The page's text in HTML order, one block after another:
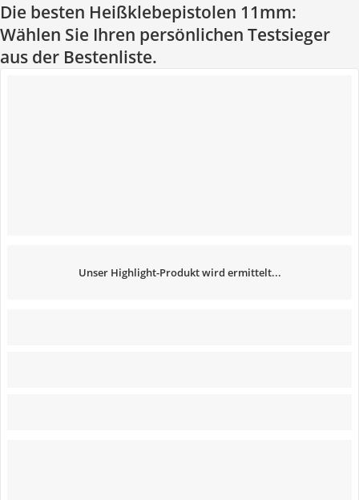
Die besten Heißklebepistolen 11mm:
Wählen Sie Ihren persönlichen Testsieger
aus der Bestenliste.
Unser Highlight-Produkt wird ermittelt...